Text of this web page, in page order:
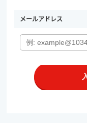
メールアドレス